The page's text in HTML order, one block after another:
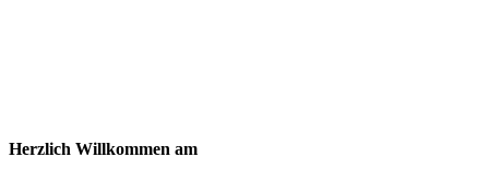
Herzlich Willkommen am